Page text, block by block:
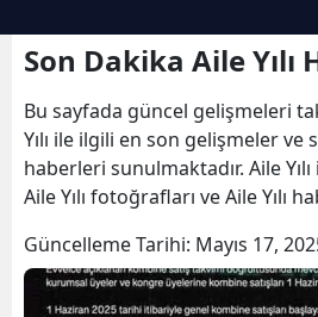
Son Dakika Aile Yılı
Bu sayfada güncel gelişmeleri
Yılı ile ilgili en son gelişmeler ve
haberleri sunulmaktadır. Aile
Aile Yılı fotoğrafları ve Aile Yılı
Güncelleme Tarihi: Mayıs 17,